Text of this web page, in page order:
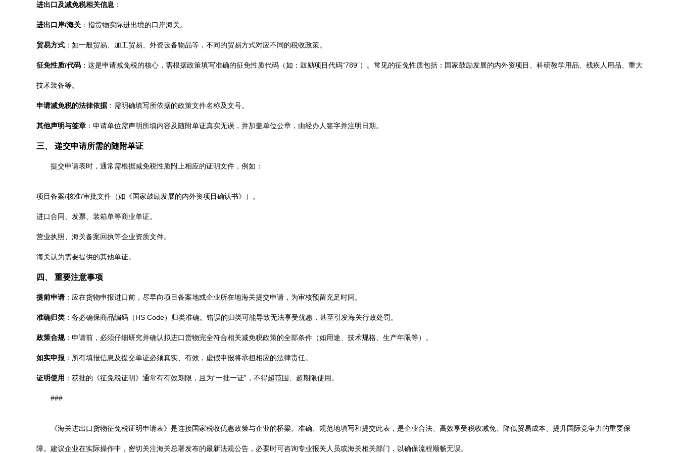
进出口及减免税相关信息 ：
进出口岸/海关 ：指货物实际进出境的口岸海关。
贸易方式 ：如一般贸易、加工贸易、外资设备物品等，不同的贸易方式对应不同的税收政策。
征免性质/代码 ：这是申请减免税的核心，需根据政策填写准确的征免性质代码（如：鼓励项目代码“789”）。常见的征免性质包括：国家鼓励发展的内外资项目、科研教学用品、残疾人用品、重大
技术装备等。
申请减免税的法律依据：需明确填写所依据的政策文件名称及文号。
其他声明与签章 ：申请单位需声明所填内容及随附单证真实无误，并加盖单位公章，由经办人签字并注明日期。
三、 递交申请所需的随附单证
提交申请表时，通常需根据减免税性质附上相应的证明文件，例如：
项目备案/核准/审批文件（如《国家鼓励发展的内外资项目确认书》）。
进口合同、发票、装箱单等商业单证。
营业执照、海关备案回执等企业资质文件。
海关认为需要提供的其他单证。
四、 重要注意事项
提前申请：应在货物申报进口前，尽早向项目备案地或企业所在地海关提交申请，为审核预留充足时间。
准确归类 ：务必确保商品编码（HS Code）归类准确。错误的归类可能导致无法享受优惠，甚至引发海关行政处罚。
政策合规：申请前，必须仔细研究并确认拟进口货物完全符合相关减免税政策的全部条件（如用途、技术规格、生产年限等）。
如实申报 ：所有填报信息及提交单证必须真实、有效，虚假申报将承担相应的法律责任。
证明使用 ：获批的《征免税证明》通常有有效期限，且为“一批一证”，不得超范围、超期限使用。
###
《海关进出口货物征免税证明申请表》是连接国家税收优惠政策与企业的桥梁。准确、规范地填写和提交此表，是企业合法、高效享受税收减免、降低贸易成本、提升国际竞争力的重要保
障。建议企业在实际操作中，密切关注海关总署发布的最新法规公告，必要时可咨询专业报关人员或海关相关部门，以确保流程顺畅无误。